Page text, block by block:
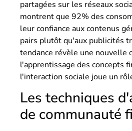
partagées sur les réseaux
montrent que 92% des
leur confiance aux contenus
pairs plutôt qu'aux publicités
tendance révèle une nouvelle
l'apprentissage des concepts
l'interaction sociale joue un
Les techniques
de communauté